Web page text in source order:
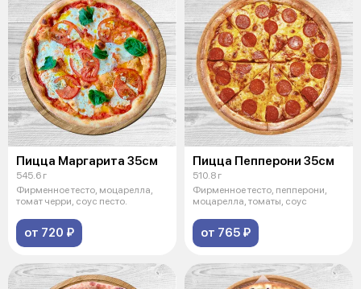
Пицца Маргарита 35см
545.6 г
Фирменное тесто, моцарелла,
томат черри, соус песто.
от 720 ₽
Пицца Пепперони 35см
510.8 г
Фирменное тесто, пепперони,
моцарелла, томаты, соус
от 765 ₽